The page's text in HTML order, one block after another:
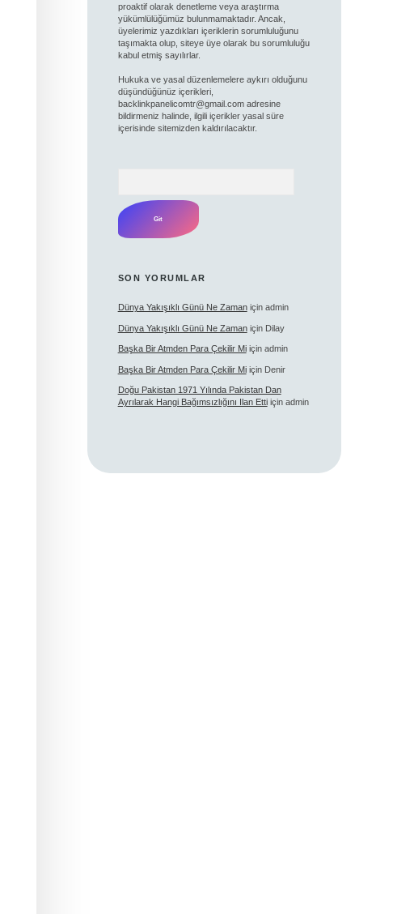
proaktif olarak denetleme veya araştırma
yükümlülüğümüz bulunmamaktadır. Ancak,
üyelerimiz yazdıkları içeriklerin sorumluluğunu
taşımakta olup, siteye üye olarak bu sorumluluğu
kabul etmiş sayılırlar.
Hukuka ve yasal düzenlemelere aykırı olduğunu
düşündüğünüz içerikleri,
backlinkpanelicomtr@gmail.comadresine
bildirmeniz halinde, ilgili içerikler yasal süre
içerisinde sitemizden kaldırılacaktır.
SON YORUMLAR
Dünya Yakışıklı Günü Ne Zamaniçin admin
Dünya Yakışıklı Günü Ne Zamaniçin Dilay
Başka Bir Atmden Para Çekilir Miiçin admin
Başka Bir Atmden Para Çekilir Miiçin Denir
Doğu Pakistan 1971 Yılında Pakistan Dan
Ayrılarak Hangi Bağımsızlığını Ilan Ettiiçin admin